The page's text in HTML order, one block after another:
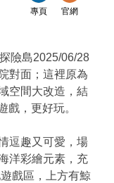
專頁 官網
險島2025/06/28
對面；這裡原為
空間大改造，結
戲，更好玩。
逗趣又可愛，場
洋彩繪元素，充
戲區，上方有鯨